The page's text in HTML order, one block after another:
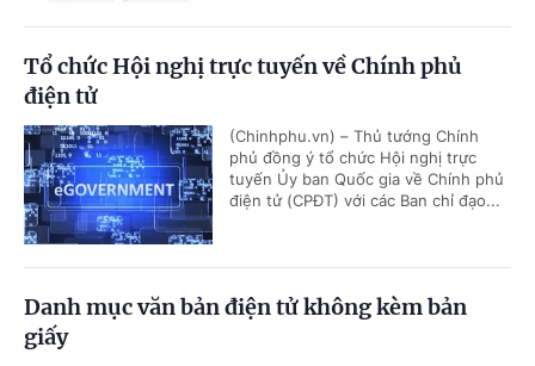
Tổ chức Hội nghị trực tuyến về Chính phủ
điện tử
(Chinhphu.vn) – Thủ tướng Chính
phủ đồng ý tổ chức Hội nghị trực
tuyến Ủy ban Quốc gia về Chính phủ
điện tử (CPĐT) với các Ban chỉ đạo...
Danh mục văn bản điện tử không kèm bản
giấy